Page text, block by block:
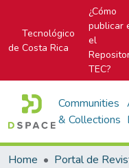
Tecnológico
de Costa Rica
¿Cómo
publicar
el
TEC?
Communities
& Collections
Home